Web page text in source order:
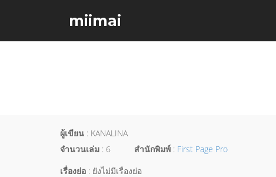
miimai
ผู้เขียน : KANALINA
จำนวนเล่ม : 6 สำนักพิมพ์ : First Page Pro
เรื่องย่อ : ยังไม่มีเรื่องย่อ